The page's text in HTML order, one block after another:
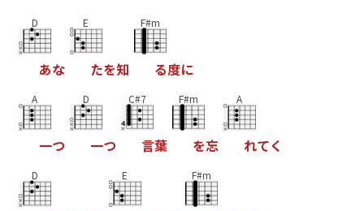
D
あな
E
たを知
F#m
る度に
A
一つ
D
一つ
C#7
言葉
F#m
を忘
A
れてく
D E F#m